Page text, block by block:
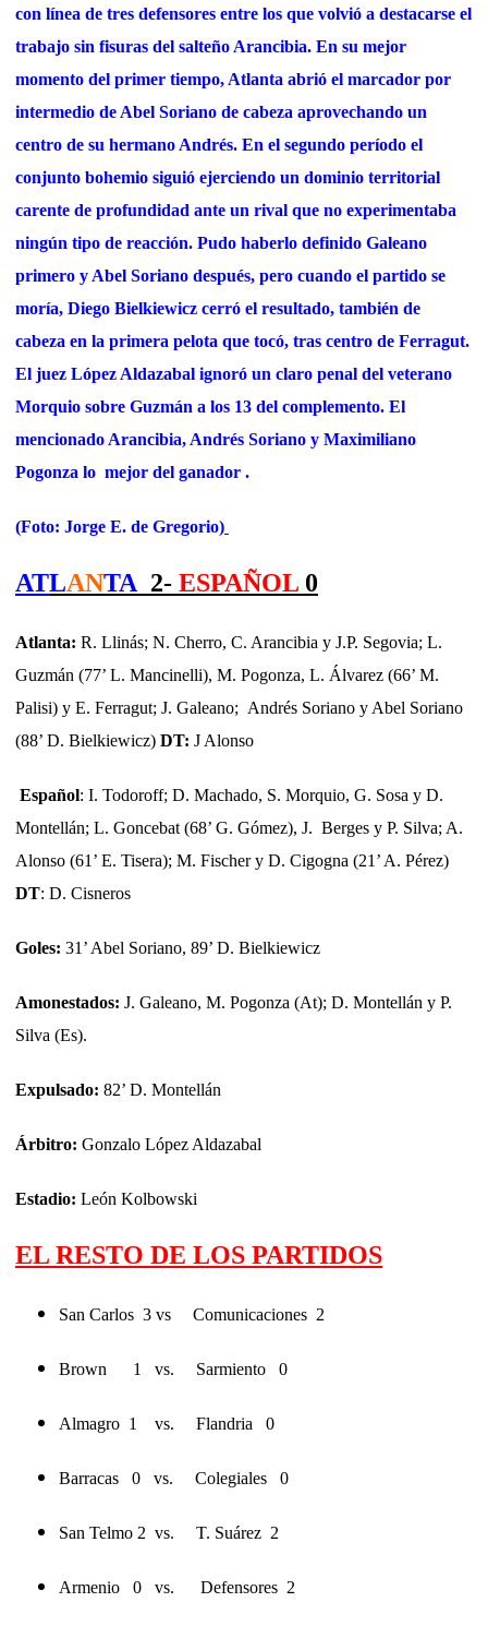
con línea de tres defensores entre los que volvió a destacarse el
trabajo sin fisuras del salteño Arancibia. En su mejor
momento del primer tiempo, Atlanta abrió el marcador por
intermedio de Abel Soriano de cabeza aprovechando un
centro de su hermano Andrés. En el segundo período el
conjunto bohemio siguió ejerciendo un dominio territorial
carente de profundidad ante un rival que no experimentaba
ningún tipo de reacción. Pudo haberlo definido Galeano
primero y Abel Soriano después, pero cuando el partido se
moría, Diego Bielkiewicz cerró el resultado, también de
cabeza en la primera pelota que tocó, tras centro de Ferragut.
El juez López Aldazabal ignoró un claro penal del veterano
Morquio sobre Guzmán a los 13 del complemento. El
mencionado Arancibia, Andrés Soriano y Maximiliano
Pogonza lo mejor del ganador .
(Foto: Jorge E. de Gregorio)
ATLANTA 2- ESPAÑOL 0
Atlanta: R. Llinás; N. Cherro, C. Arancibia y J.P. Segovia; L.
Guzmán (77’ L. Mancinelli), M. Pogonza, L. Álvarez (66’ M.
Palisi) y E. Ferragut; J. Galeano; Andrés Soriano y Abel Soriano
(88’ D. Bielkiewicz) DT: J Alonso
Español: I. Todoroff; D. Machado, S. Morquio, G. Sosa y D.
Montellán; L. Goncebat (68’ G. Gómez), J. Berges y P. Silva; A.
Alonso (61’ E. Tisera); M. Fischer y D. Cigogna (21’ A. Pérez)
DT: D. Cisneros
Goles: 31’ Abel Soriano, 89’ D. Bielkiewicz
Amonestados: J. Galeano, M. Pogonza (At); D. Montellán y P.
Silva (Es).
Expulsado: 82’ D. Montellán
Árbitro: Gonzalo López Aldazabal
Estadio: León Kolbowski
EL RESTO DE LOS PARTIDOS
San Carlos 3 vs Comunicaciones 2
Brown 1 vs. Sarmiento 0
Almagro 1 vs. Flandria 0
Barracas 0 vs. Colegiales 0
San Telmo 2 vs. T. Suárez 2
Armenio 0 vs. Defensores 2